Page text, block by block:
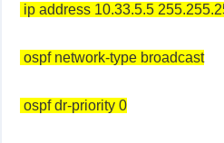
ip address 10.33.5.5
ospf network-type broadcast
ospf dr-priority 0